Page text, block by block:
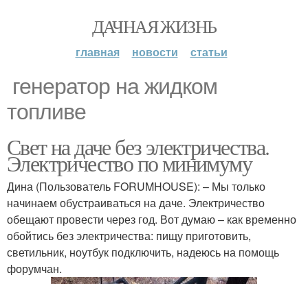
ДАЧНАЯ ЖИЗНЬ
главная новости статьи
генератор на жидком
топливе
Свет на даче без электричества.
Электричество по минимуму
Дина (Пользователь FORUMHOUSE): – Мы только
начинаем обустраиваться на даче. Электричество
обещают провести через год. Вот думаю – как временно
обойтись без электричества: пищу приготовить,
светильник, ноутбук подключить, надеюсь на помощь
форумчан.